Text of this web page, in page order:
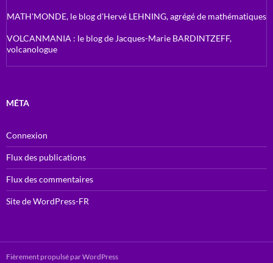
MATH'MONDE, le blog d'Hervé LEHNING, agrégé de mathématiques
VOLCANMANIA : le blog de Jacques-Marie BARDINTZEFF,
volcanologue
MÉTA
Connexion
Flux des publications
Flux des commentaires
Site de WordPress-FR
Fièrement propulsé par WordPress